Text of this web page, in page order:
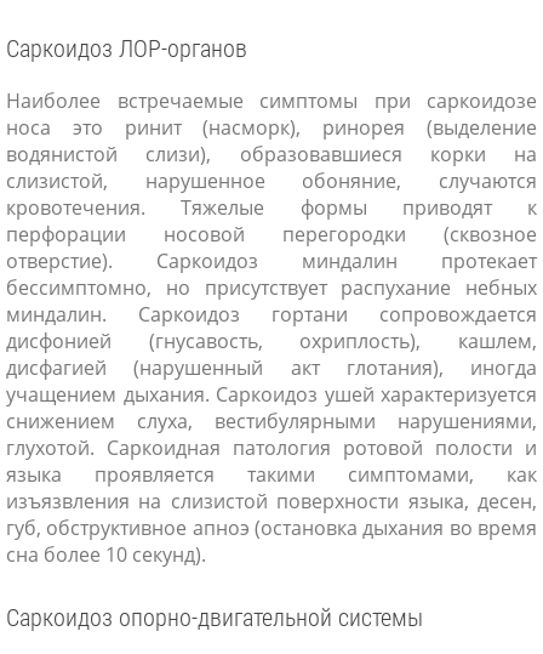
Саркоидоз ЛОР-органов
Наиболее встречаемые симптомы при саркоидозе
носа это ринит (насморк), ринорея (выделение
водянистой слизи), образовавшиеся корки на
слизистой, нарушенное обоняние, случаются
кровотечения. Тяжелые формы приводят к
перфорации носовой перегородки (сквозное
отверстие). Саркоидоз миндалин протекает
бессимптомно, но присутствует распухание небных
миндалин. Саркоидоз гортани сопровождается
дисфонией (гнусавость, охриплость), кашлем,
дисфагией (нарушенный акт глотания), иногда
учащением дыхания. Саркоидоз ушей характеризуется
снижением слуха, вестибулярными нарушениями,
глухотой. Саркоидная патология ротовой полости и
языка проявляется такими симптомами, как
изъязвления на слизистой поверхности языка, десен,
губ, обструктивное апноэ (остановка дыхания во время
сна более 10 секунд).
Саркоидоз опорно-двигательной системы